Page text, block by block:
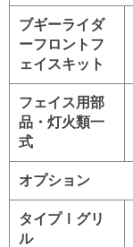
ブギーライダ
ーフロントフ
ェイスキット
フェイス用部
品・灯火類一
式
オプション
タイプⅠグリ
ル